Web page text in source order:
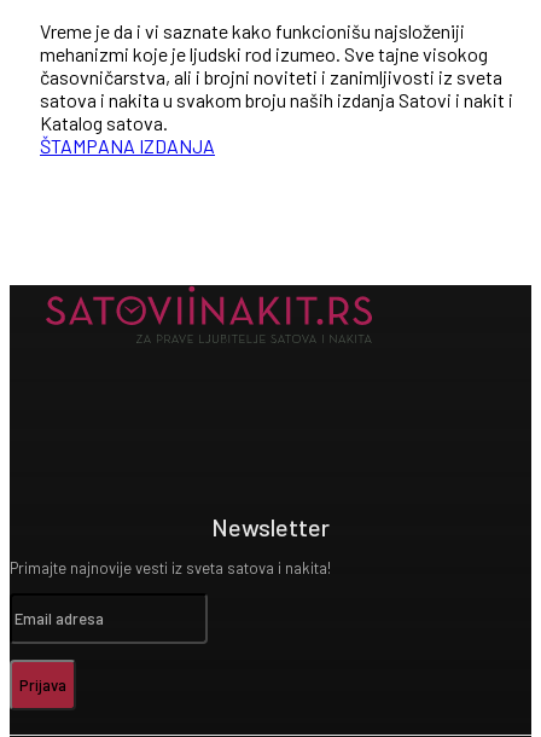
Vreme je da i vi saznate kako funkcionišu najsloženiji
mehanizmi koje je ljudski rod izumeo. Sve tajne visokog
časovničarstva, ali i brojni noviteti i zanimljivosti iz sveta
satova i nakita u svakom broju naših izdanja Satovi i nakit i
Katalog satova.
ŠTAMPANA IZDANJA
Newsletter
Primajte najnovije vesti iz sveta satova i nakita!
Prijava